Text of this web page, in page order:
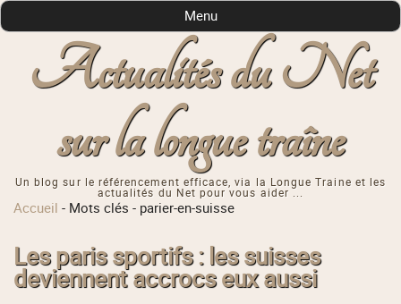
Actualités du Net
sur la longue traîne
Un blog sur le référencement efficace, via la Longue Traine et les
actualités du Net pour vous aider ...
Menu
Accueil - Mots clés - parier-en-suisse
Les paris sportifs : les suisses
deviennent accrocs eux aussi